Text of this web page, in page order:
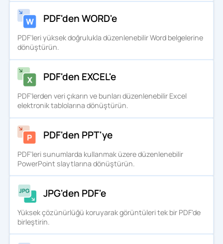
PDF'den WORD'e
PDF'leri yüksek doğrulukla düzenlenebilir Word belgelerine
dönüştürün.
PDF'den EXCEL'e
PDF'lerden veri çıkarın ve bunları düzenlenebilir Excel
elektronik tablolarına dönüştürün.
PDF'den PPT'ye
PDF'leri sunumlarda kullanmak üzere düzenlenebilir
PowerPoint slaytlarına dönüştürün.
JPG'den PDF'e
Yüksek çözünürlüğü koruyarak görüntüleri tek bir PDF'de
birleştirin.